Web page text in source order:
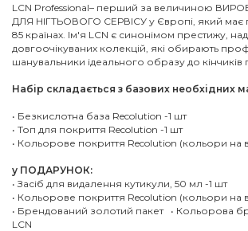
LCN Professional– перший за величиною
ДЛЯ НІГТЬОВОГО СЕРВІСУ у Європі, який має
85 країнах. Ім'я LCN є синонімом престижу,
довгоочікуваних колекцій, які обирають
шанувальники ідеального образу до кінчиків
Набір складається з базових необхідних
• Безкислотна база Recolution -1 шт
• Топ для покриття Recolution -1 шт
• Кольорове покриття Recolution (кольори на
у ПОДАРУНОК:
• Засіб для видалення кутикули, 50 мл -1 шт
• Кольорове покриття Recolution (кольори на
• Брендований золотий пакет • Кольорова
LCN